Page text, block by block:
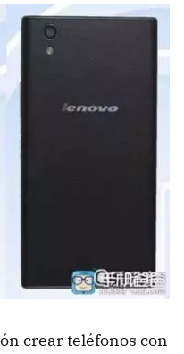
crear teléfonos con